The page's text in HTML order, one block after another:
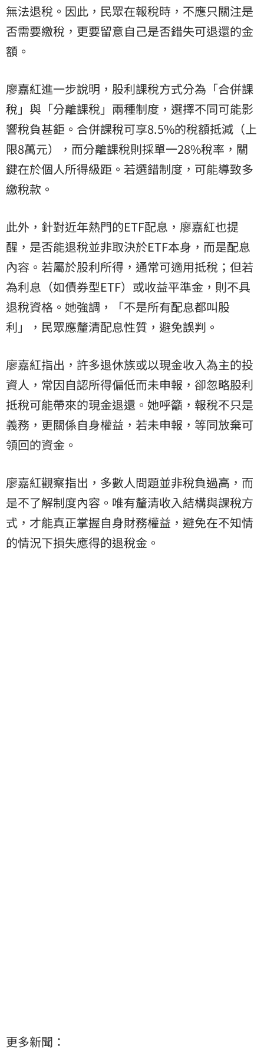
無法退稅。因此，民眾在報稅時，不應只關注是
否需要繳稅，更要留意自己是否錯失可退還的金
額。
廖嘉紅進一步說明，股利課稅方式分為「合併課
稅」與「分離課稅」兩種制度，選擇不同可能影
響稅負甚鉅。合併課稅可享8.5%的稅額抵減（上
限8萬元），而分離課稅則採單一28%稅率，關
鍵在於個人所得級距。若選錯制度，可能導致多
繳稅款。
此外，針對近年熱門的ETF配息，廖嘉紅也提
醒，是否能退稅並非取決於ETF本身，而是配息
內容。若屬於股利所得，通常可適用抵稅；但若
為利息（如債券型ETF）或收益平準金，則不具
退稅資格。她強調，「不是所有配息都叫股
利」，民眾應釐清配息性質，避免誤判。
廖嘉紅指出，許多退休族或以現金收入為主的投
資人，常因自認所得偏低而未申報，卻忽略股利
抵稅可能帶來的現金退還。她呼籲，報稅不只是
義務，更關係自身權益，若未申報，等同放棄可
領回的資金。
廖嘉紅觀察指出，多數人問題並非稅負過高，而
是不了解制度內容。唯有釐清收入結構與課稅方
式，才能真正掌握自身財務權益，避免在不知情
的情況下損失應得的退稅金。
更多新聞：